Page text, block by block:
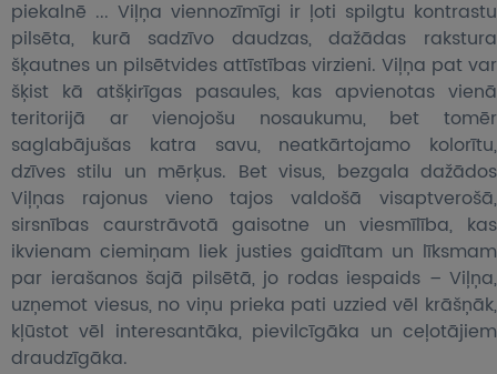
piekalnē ... Viļņa viennozīmīgi ir ļoti spilgtu kontrastu
pilsēta, kurā sadzīvo daudzas, dažādas rakstura
šķautnes un pilsētvides attīstības virzieni. Viļņa pat var
šķist kā atšķirīgas pasaules, kas apvienotas vienā
teritorijā ar vienojošu nosaukumu, bet tomēr
saglabājušas katra savu, neatkārtojamo kolorītu,
dzīves stilu un mērķus. Bet visus, bezgala dažādos
Viļņas rajonus vieno tajos valdošā visaptverošā,
sirsnības caurstrāvotā gaisotne un viesmīlība, kas
ikvienam ciemiņam liek justies gaidītam un līksmam
par ierašanos šajā pilsētā, jo rodas iespaids – Viļņa,
uzņemot viesus, no viņu prieka pati uzzied vēl krāšņāk,
kļūstot vēl interesantāka, pievilcīgāka un ceļotājiem
draudzīgāka.